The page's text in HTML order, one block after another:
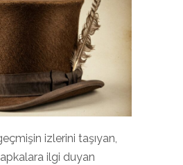
izlerini taşıyan,
ilgi duyan